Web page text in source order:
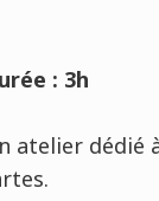
: 3h
atelier dédié